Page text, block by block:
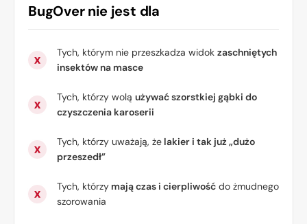
BugOvernie jest dla
Tych, którym nie przeszkadza widok zaschniętych
insektów na masce
Tych, którzy wolą używać szorstkiej gąbki do
czyszczenia karoserii
Tych, którzy uważają, żelakier i tak już „dużo
przeszedł”
Tych, którzymają czas i cierpliwośćdo żmudnego
szorowania